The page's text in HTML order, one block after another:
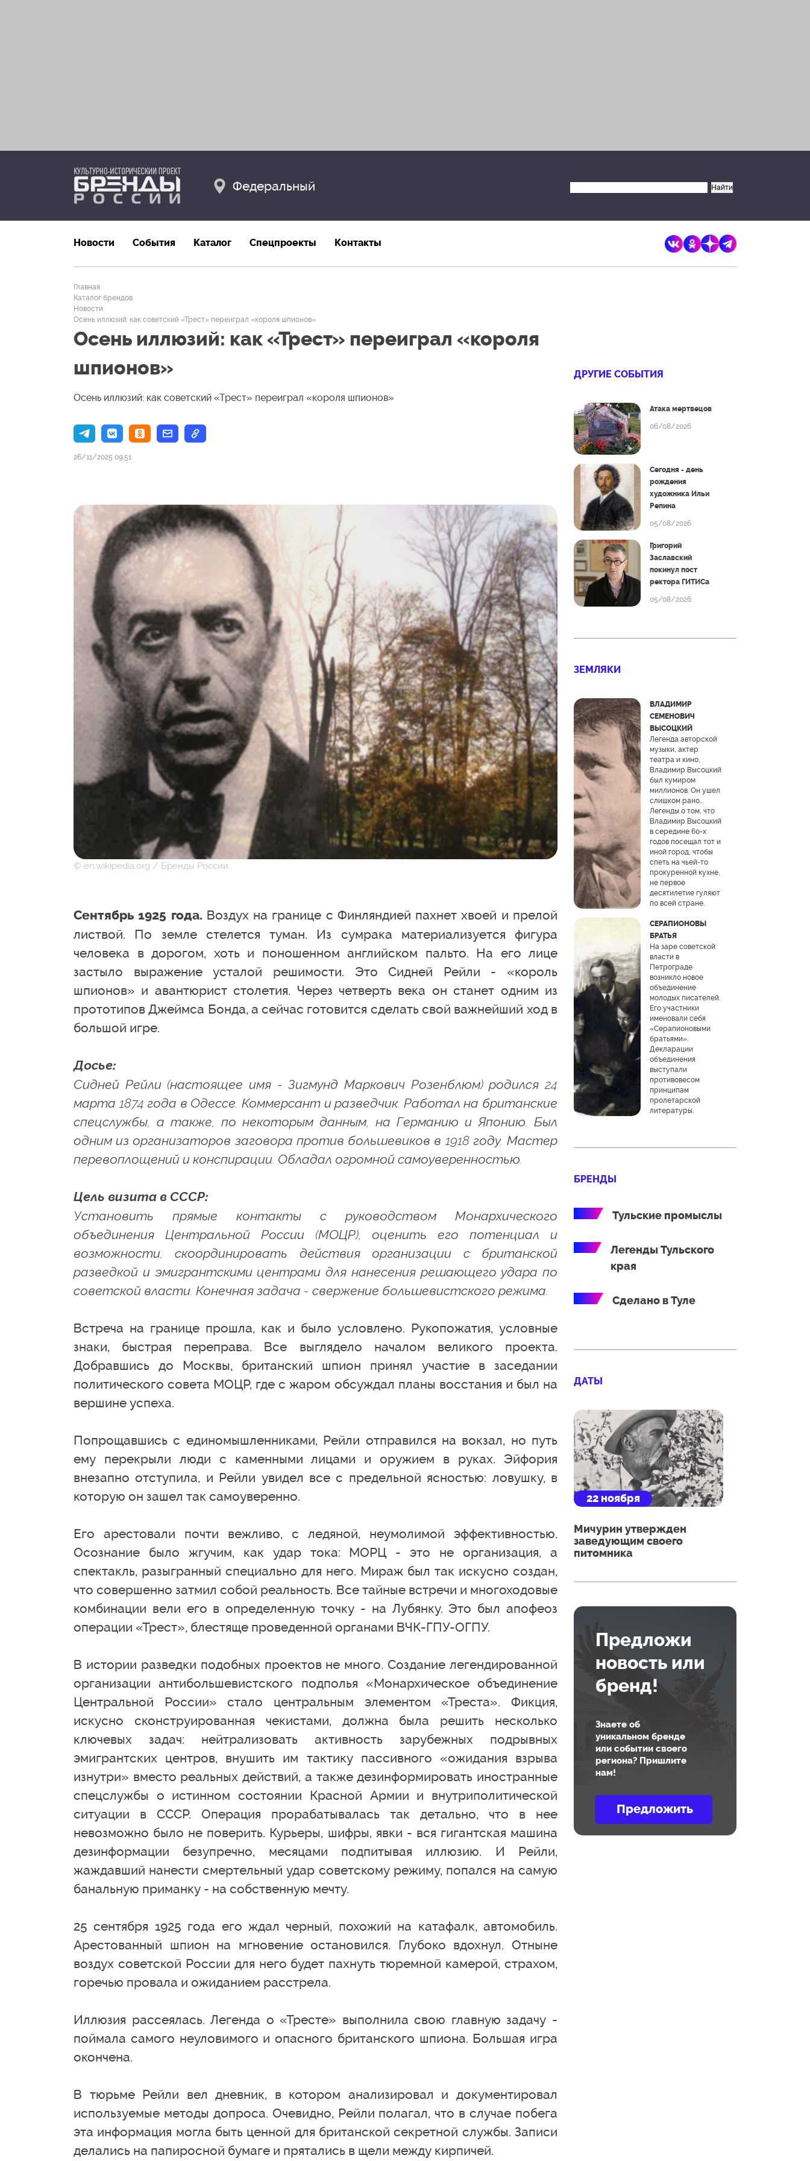
Федеральный
Новости События Каталог Спецпроекты Контакты
Главная
Каталог брендов
Новости
Осень иллюзий: как советский «Трест» переиграл «короля шпионов»
Осень иллюзий: как «Трест» переиграл «короля
шпионов»
Осень иллюзий: как советский «Трест» переиграл «короля шпионов»
26/11/2025 09:51
© en.wikipedia.org / Бренды России
Сентябрь 1925 года. Воздух на границе с Финляндией пахнет хвоей и прелой
листвой. По земле стелется туман. Из сумрака материализуется фигура
человека в дорогом, хоть и поношенном английском пальто. На его лице
застыло выражение усталой решимости. Это Сидней Рейли - «король
шпионов» и авантюрист столетия. Через четверть века он станет одним из
прототипов Джеймса Бонда, а сейчас готовится сделать свой важнейший ход в
большой игре.
Досье:
Сидней Рейли (настоящее имя - Зигмунд Маркович Розенблюм) родился 24
марта 1874 года в Одессе. Коммерсант и разведчик. Работал на британские
спецслужбы, а также, по некоторым данным, на Германию и Японию. Был
одним из организаторов заговора против большевиков в 1918 году. Мастер
перевоплощений и конспирации. Обладал огромной самоуверенностью.
Цель визита в СССР:
Установить прямые контакты с руководством Монархического
объединения Центральной России (МОЦР), оценить его потенциал и
возможности, скоординировать действия организации с британской
разведкой и эмигрантскими центрами для нанесения решающего удара по
советской власти. Конечная задача - свержение большевистского режима.
Встреча на границе прошла, как и было условлено. Рукопожатия, условные
знаки, быстрая переправа. Все выглядело началом великого проекта.
Добравшись до Москвы, британский шпион принял участие в заседании
политического совета МОЦР, где с жаром обсуждал планы восстания и был на
вершине успеха.
Попрощавшись с единомышленниками, Рейли отправился на вокзал, но путь
ему перекрыли люди с каменными лицами и оружием в руках. Эйфория
внезапно отступила, и Рейли увидел все с предельной ясностью: ловушку, в
которую он зашел так самоуверенно.
Его арестовали почти вежливо, с ледяной, неумолимой эффективностью.
Осознание было жгучим, как удар тока: МОРЦ - это не организация, а
спектакль, разыгранный специально для него. Мираж был так искусно создан,
что совершенно затмил собой реальность. Все тайные встречи и многоходовые
комбинации вели его в определенную точку - на Лубянку. Это был апофеоз
операции «Трест», блестяще проведенной органами ВЧК-ГПУ-ОГПУ.
В истории разведки подобных проектов не много. Создание легендированной
организации антибольшевистского подполья «Монархическое объединение
Центральной России» стало центральным элементом «Треста». Фикция,
искусно сконструированная чекистами, должна была решить несколько
ключевых задач: нейтрализовать активность зарубежных подрывных
эмигрантских центров, внушить им тактику пассивного «ожидания взрыва
изнутри» вместо реальных действий, а также дезинформировать иностранные
спецслужбы о истинном состоянии Красной Армии и внутриполитической
ситуации в СССР. Операция прорабатывалась так детально, что в нее
невозможно было не поверить. Курьеры, шифры, явки - вся гигантская машина
дезинформации безупречно, месяцами подпитывая иллюзию. И Рейли,
жаждавший нанести смертельный удар советскому режиму, попался на самую
банальную приманку - на собственную мечту.
25 сентября 1925 года его ждал черный, похожий на катафалк, автомобиль.
Арестованный шпион на мгновение остановился. Глубоко вдохнул. Отныне
воздух советской России для него будет пахнуть тюремной камерой, страхом,
горечью провала и ожиданием расстрела.
Иллюзия рассеялась. Легенда о «Тресте» выполнила свою главную задачу -
поймала самого неуловимого и опасного британского шпиона. Большая игра
окончена.
В тюрьме Рейли вел дневник, в котором анализировал и документировал
используемые методы допроса. Очевидно, Рейли полагал, что в случае побега
эта информация могла быть ценной для британской секретной службы. Записи
делались на папиросной бумаге и прятались в щели между кирпичей.
ДРУГИЕ СОБЫТИЯ
Атака мертвецов
06/08/2026
Сегодня - день
рождения
художника Ильи
Репина
05/08/2026
Григорий
Заславский
покинул пост
ректора ГИТИСа
05/08/2026
ЗЕМЛЯКИ
ВЛАДИМИР
СЕМЕНОВИЧ
ВЫСОЦКИЙ
Легенда авторской
музыки, актер
театра и кино,
Владимир Высоцкий
был кумиром
миллионов. Он ушел
слишком рано…
Легенды о том, что
Владимир Высоцкий
в середине 60-х
годов посещал тот и
иной город, чтобы
спеть на чьей-то
прокуренной кухне,
не первое
десятилетие гуляют
по всей стране.
СЕРАПИОНОВЫ
БРАТЬЯ
На заре советской
власти в
Петрограде
возникло новое
объединение
молодых писателей.
Его участники
именовали себя
«Серапионовыми
братьями».
Декларации
объединения
выступали
противовесом
принципам
пролетарской
литературы.
БРЕНДЫ
Тульские промыслы
Легенды Тульского
края
Сделано в Туле
ДАТЫ
22 ноября
Мичурин утвержден
заведующим своего
питомника
Предложи
новость или
бренд!
Знаете об
уникальном бренде
или событии своего
региона? Пришлите
нам!